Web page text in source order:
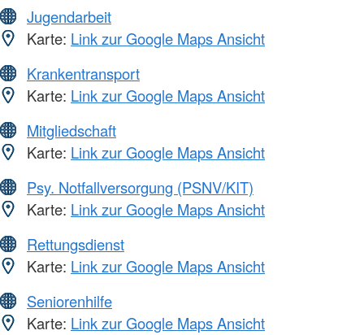
Jugendarbeit
Karte: Link zur Google Maps Ansicht
Krankentransport
Karte: Link zur Google Maps Ansicht
Mitgliedschaft
Karte: Link zur Google Maps Ansicht
Psy. Notfallversorgung (PSNV/KIT)
Karte: Link zur Google Maps Ansicht
Rettungsdienst
Karte: Link zur Google Maps Ansicht
Seniorenhilfe
Karte: Link zur Google Maps Ansicht